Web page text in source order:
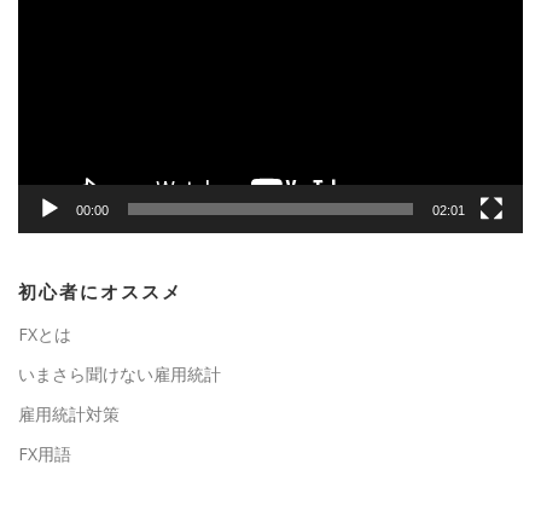
00:00 02:01
初心者にオススメ
FXとは
いまさら聞けない雇用統計
雇用統計対策
FX用語